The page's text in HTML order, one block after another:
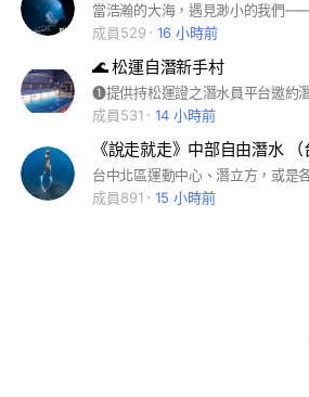
成員529
16 小時前
🌊 松運自潛新手村
成員531
14 小時前
成員891
15 小時前